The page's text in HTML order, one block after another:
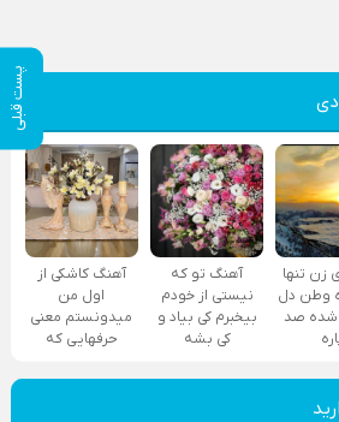
پست قبلی
زن تنها
وطن دل
صد
آهنگ تو که
نیستی از خودم
بیخبرم کی بیاد و
کی بشه
آهنگ کاشکی از
اول من
میدونستم معنی
حرفهایی که